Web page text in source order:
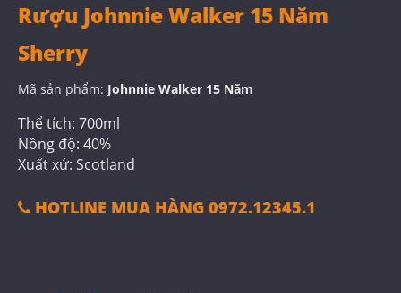
Rượu Johnnie Walker 15 Năm
Sherry
Mã sản phẩm: Johnnie Walker 15 Năm
Thể tích: 700ml
Nồng độ: 40%
Xuất xứ: Scotland
HOTLINE MUA HÀNG 0972.12345.1